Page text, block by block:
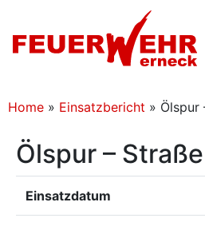
Home » Einsatzbericht » Ölspur
Ölspur –
Einsatzdatum